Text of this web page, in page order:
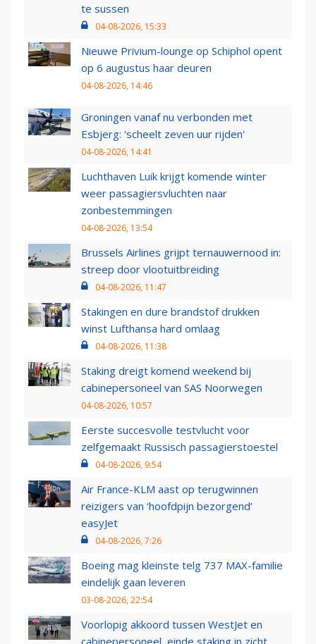
te sussen
04-08-2026, 15:33
Nieuwe Privium-lounge op Schiphol opent
op 6 augustus haar deuren
04-08-2026, 14:46
Groningen vanaf nu verbonden met
Esbjerg: 'scheelt zeven uur rijden'
04-08-2026, 14:41
Luchthaven Luik krijgt komende winter
weer passagiersvluchten naar
zonbestemmingen
04-08-2026, 13:54
Brussels Airlines grijpt ternauwernood in:
streep door vlootuitbreiding
04-08-2026, 11:47
Stakingen en dure brandstof drukken
winst Lufthansa hard omlaag
04-08-2026, 11:38
Staking dreigt komend weekend bij
cabinepersoneel van SAS Noorwegen
04-08-2026, 10:57
Eerste succesvolle testvlucht voor
zelfgemaakt Russisch passagierstoestel
04-08-2026, 9:54
Air France-KLM aast op terugwinnen
reizigers van ‘hoofdpijn bezorgend’
easyJet
04-08-2026, 7:26
Boeing mag kleinste telg 737 MAX-familie
eindelijk gaan leveren
03-08-2026, 22:54
Voorlopig akkoord tussen WestJet en